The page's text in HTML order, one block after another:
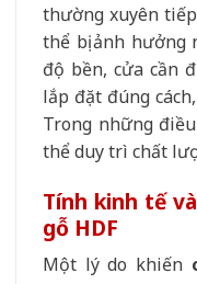
thường xuyên
thể bị ảnh hưởng
độ bền, cửa cần
lắp đặt đúng
Trong những
thể duy trì chất
Tính kinh tế
gỗ HDF
Một lý do khiến